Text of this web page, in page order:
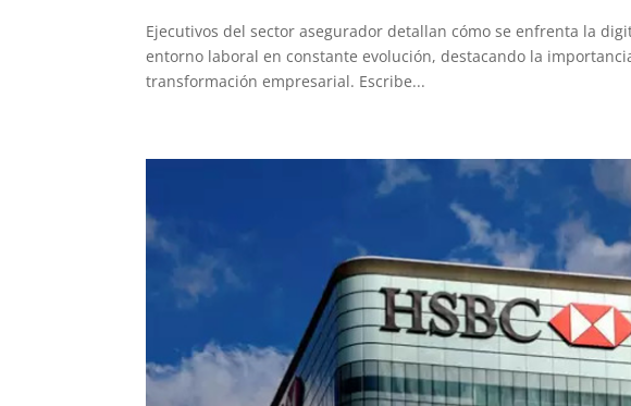
Ejecutivos del sector asegurador detallan cómo se enfrenta la
entorno laboral en constante evolución, destacando la
transformación empresarial. Escribe...